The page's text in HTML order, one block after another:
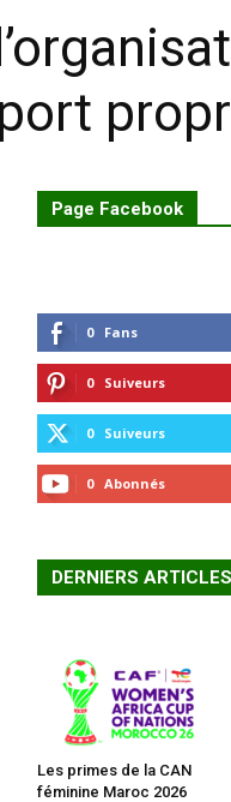
Page Facebook
0 Fans
0 Suiveurs
0 Suiveurs
0 Abonnés
DERNIERS ARTICLES
Les primes de la CAN
féminine Maroc 2026